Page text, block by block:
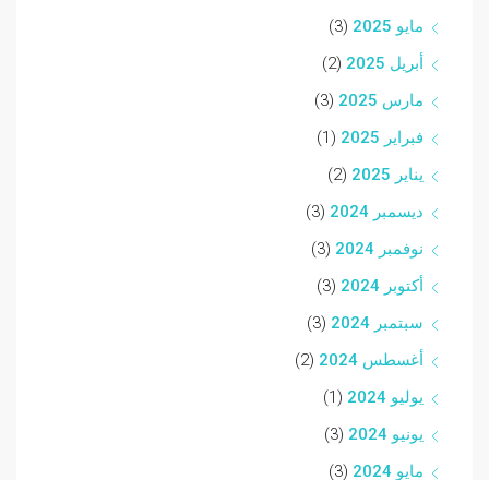
مايو 2025
(3)
أبريل 2025
(2)
مارس 2025
(3)
فبراير 2025
(1)
يناير 2025
(2)
ديسمبر 2024
(3)
نوفمبر 2024
(3)
أكتوبر 2024
(3)
سبتمبر 2024
(3)
أغسطس 2024
(2)
يوليو 2024
(1)
يونيو 2024
(3)
مايو 2024
(3)